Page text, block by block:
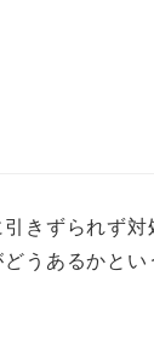
きずられず
うあるかと